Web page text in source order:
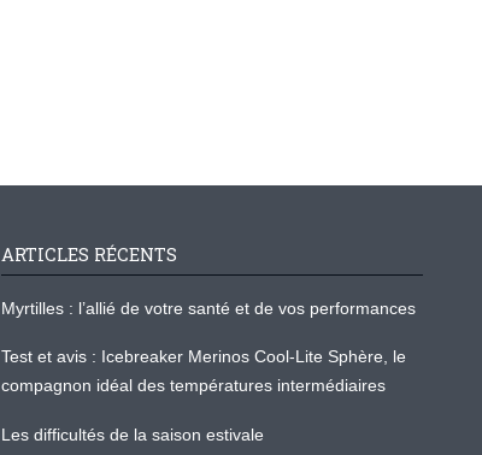
ARTICLES RÉCENTS
Myrtilles : l’allié de votre santé et de vos performances
Test et avis : Icebreaker Merinos Cool-Lite Sphère, le
compagnon idéal des températures intermédiaires
Les difficultés de la saison estivale